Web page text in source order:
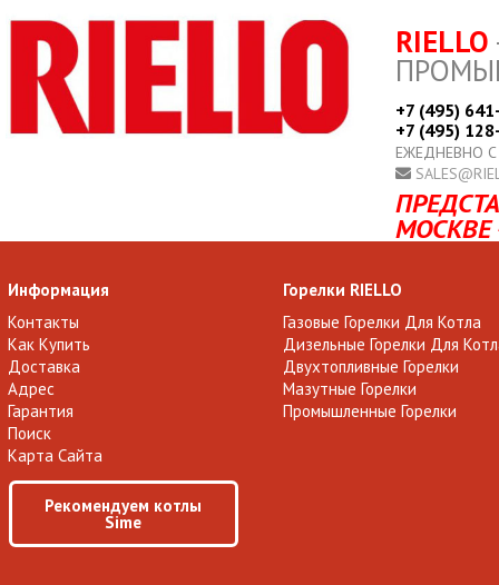
RIELLO
+7 (495)
+7 (495)
ЕЖЕДНЕВНО
МОСКВЕ
Информация
Контакты
Как Купить
Доставка
Адрес
Гарантия
Поиск
Карта Сайта
Рекомендуем котлы
Sime
Горелки RIELLO
Газовые Горелки Для Котла
Дизельные Горелки Для
Двухтопливные Горелки
Мазутные Горелки
Промышленные Горелки